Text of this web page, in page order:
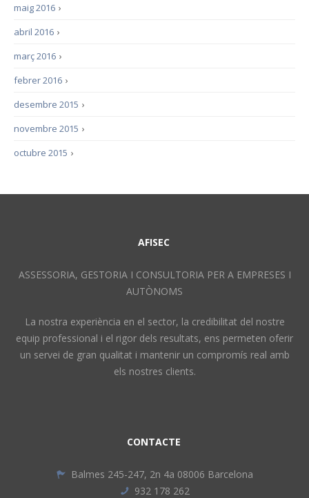
›
maig 2016
›
abril 2016
›
març 2016
›
febrer 2016
›
desembre 2015
›
novembre 2015
›
octubre 2015
AFISEC
ASSESSORIA, GESTORIA I CONSULTORIA PER A EMPRESES I
AUTÒNOMS
La nostra experiència en el sector, la credibilitat del nostre
equip professional i el rigor dels resultats, ens permeten oferir
un servei de gran qualitat i mantenir un compromís real amb
els nostres clients.
CONTACTE
Balmes 245-247, 2n 4a 08006 Barcelona
932 178 262